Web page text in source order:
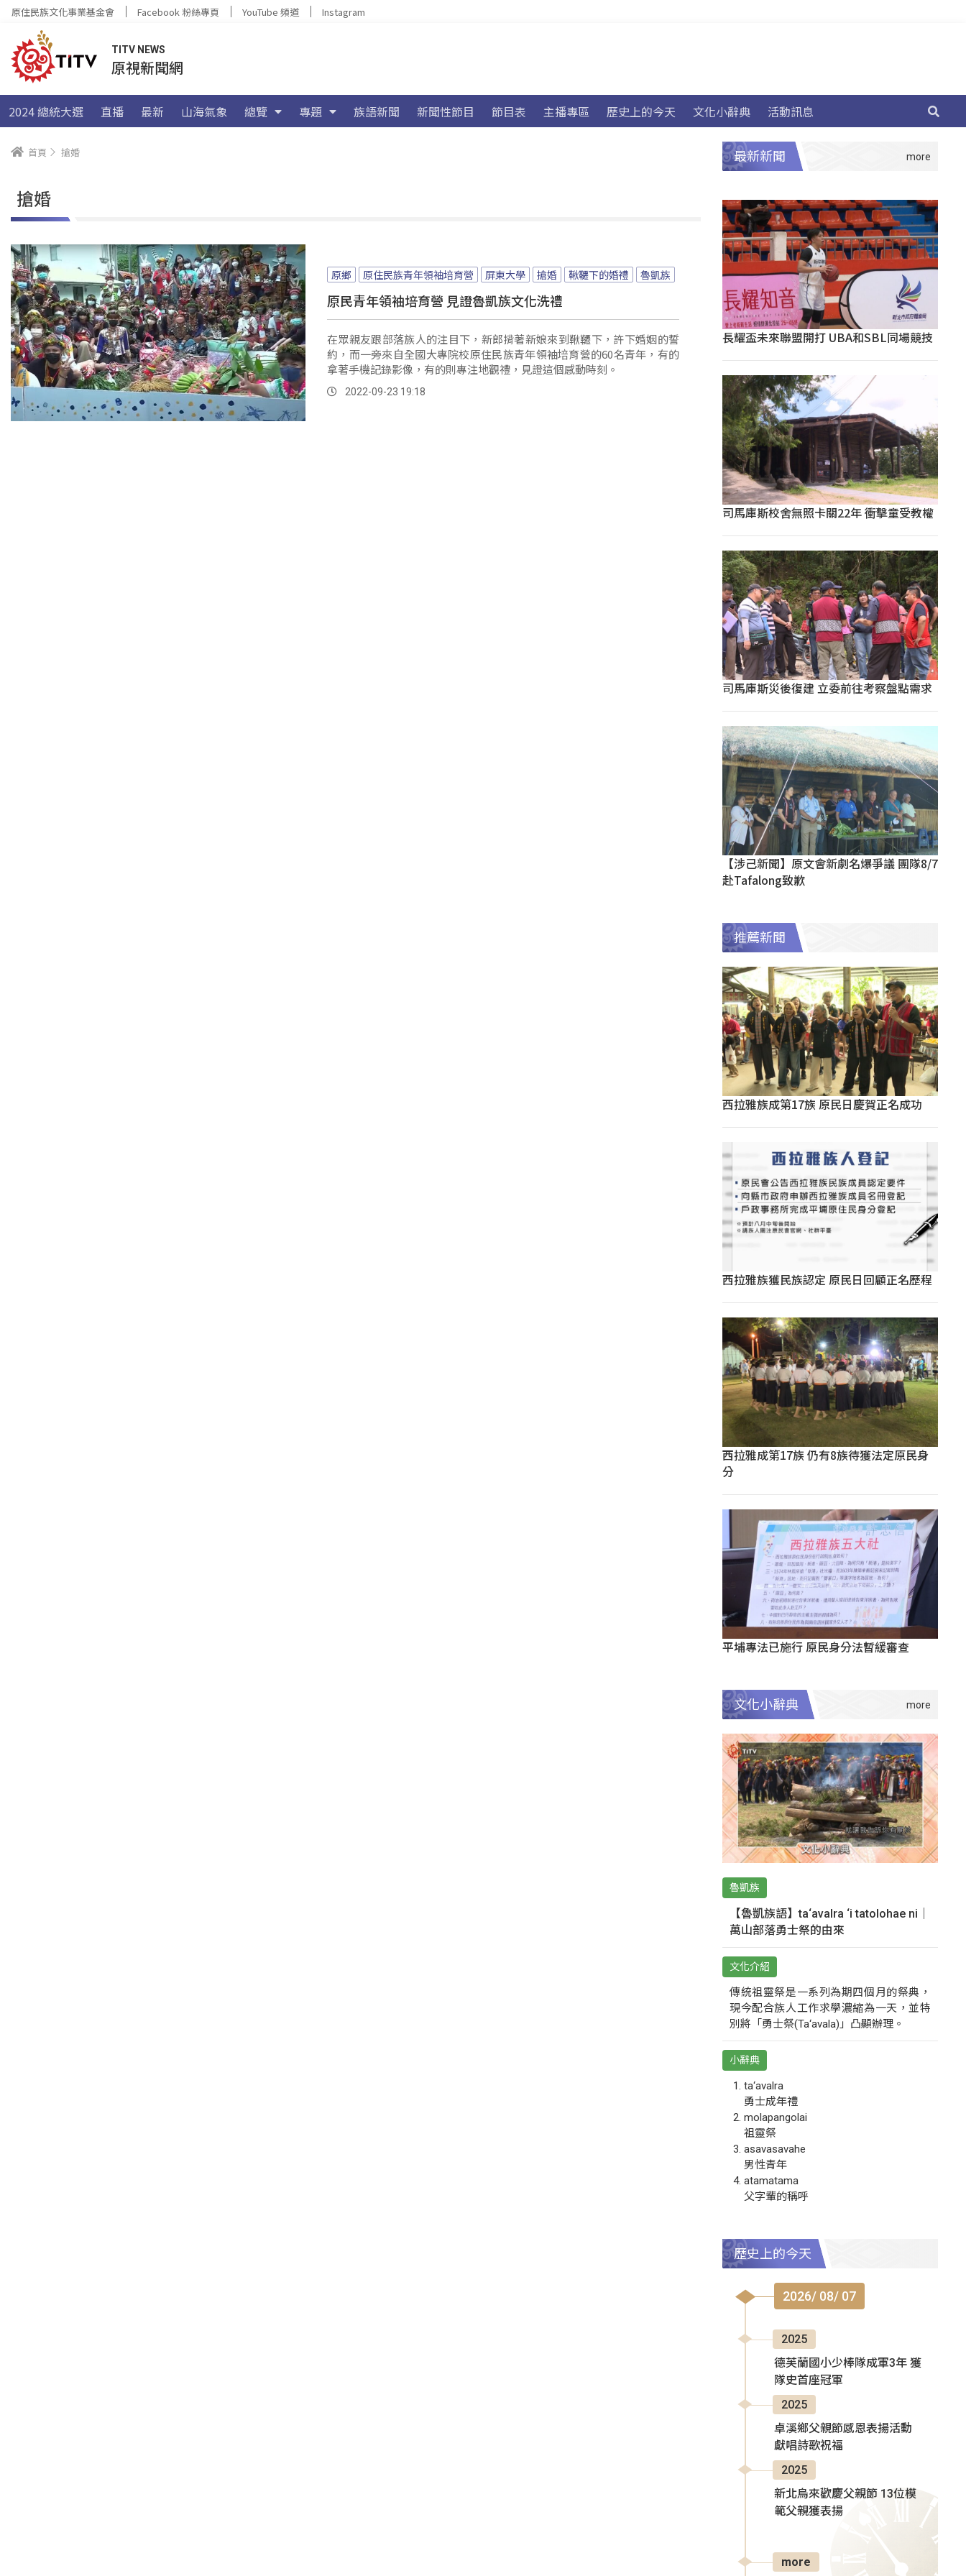
原住民族文化事業基金會 Facebook 粉絲專頁 YouTube 頻道 Instagram
TITV NEWS
原視新聞網
2024 總統大選 直播 最新 山海氣象 總覽 專題 族語新聞 新聞性節目 節目表 主播專區 歷史上的今天 文化小辭典 活動訊息
首頁 搶婚
搶婚
原鄉 原住民族青年領袖培育營 屏東大學 搶婚 鞦韆下的婚禮 魯凱族
原民青年領袖培育營 見證魯凱族文化洗禮
在眾親友跟部落族人的注目下，新郎揹著新娘來到鞦韆下，許下婚姻的誓
約，而一旁來自全國大專院校原住民族青年領袖培育營的60名青年，有的
拿著手機記錄影像，有的則專注地觀禮，見證這個感動時刻。
2022-09-23 19:18
最新新聞
長耀盃未來聯盟開打 UBA和SBL同場競技
司馬庫斯校舍無照卡關22年 衝擊童受教權
司馬庫斯災後復建 立委前往考察盤點需求
【涉己新聞】原文會新劇名爆爭議 團隊8/7
赴Tafalong致歉
推薦新聞
西拉雅族成第17族 原民日慶賀正名成功
西拉雅族獲民族認定 原民日回顧正名歷程
西拉雅成第17族 仍有8族待獲法定原民身
分
平埔專法已施行 原民身分法暫緩審查
文化小辭典
魯凱族
【魯凱族語】ta‘avalra ‘i tatolohae ni｜
萬山部落勇士祭的由來
文化介紹
傳統祖靈祭是一系列為期四個月的祭典，
現今配合族人工作求學濃縮為一天，並特
別將「勇士祭(Ta‘avala)」凸顯辦理。
小辭典
ta‘avalra
勇士成年禮
molapangolai
祖靈祭
asavasavahe
男性青年
atamatama
父字輩的稱呼
歷史上的今天
2026/ 08/ 07
2025
德芙蘭國小少棒隊成軍3年 獲
隊史首座冠軍
2025
卓溪鄉父親節感恩表揚活動
獻唱詩歌祝福
2025
新北烏來歡慶父親節 13位模
範父親獲表揚
more